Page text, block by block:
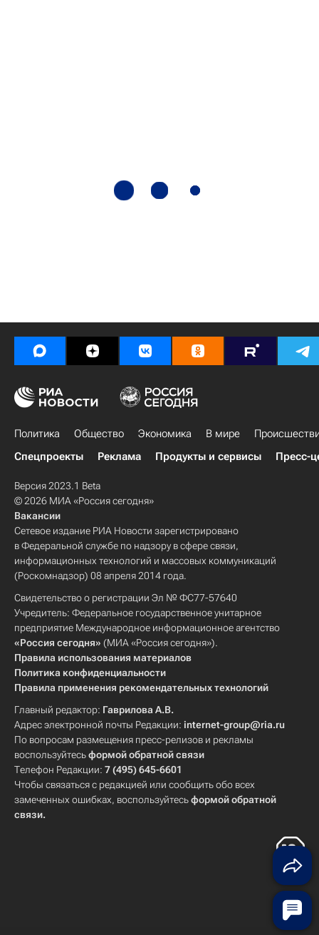
Политика Общество Экономика В мире
Спецпроекты
Реклама Продукты и сервисы Пресс-
Версия 2023.1 Beta
© 2026 МИА «Россия сегодня»
Вакансии
Сетевое издание РИА Новости зарегистрировано
в Федеральной службе по надзору в сфере связи,
информационных технологий и массовых коммуникаций
(Роскомнадзор) 08 апреля 2014 года.
Свидетельство о регистрации Эл № ФС77-57640
Учредитель: Федеральное государственное унитарное
предприятие Международное информационное агентство
«Россия сегодня» (МИА «Россия сегодня»).
Правила использования материалов
Политика конфиденциальности
Правила применения рекомендательных технологий
Главный редактор: Гаврилова А.В.
Адрес электронной почты Редакции: internet-group@ria.ru
По вопросам размещения пресс-релизов и рекламы
воспользуйтесьформой обратной связи
Телефон Редакции: 7 (495) 645-6601
Чтобы связаться с редакцией или сообщить обо всех
замеченных ошибках, воспользуйтесьформой обратной
связи.